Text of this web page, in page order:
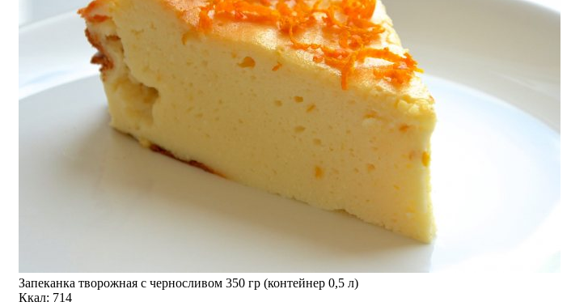
Запеканка творожная с черносливом 350 гр (контейнер 0,5 л)
Ккал: 714